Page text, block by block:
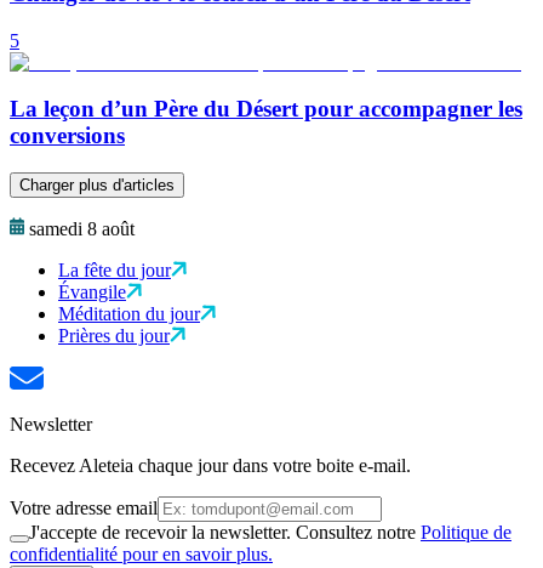
5
La leçon d’un Père du Désert pour accompagner les
conversions
Charger plus d'articles
samedi 8 août
La fête du jour
Évangile
Méditation du jour
Prières du jour
Newsletter
Recevez Aleteia chaque jour dans votre boite e-mail.
Votre adresse email
J'accepte de recevoir la newsletter. Consultez notre Politique de
confidentialité pour en savoir plus.